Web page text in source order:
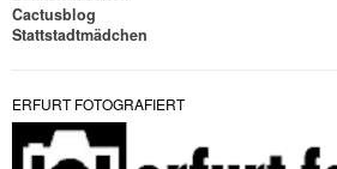
Cactusblog
Stattstadtmädchen
ERFURT FOTOGRAFIERT